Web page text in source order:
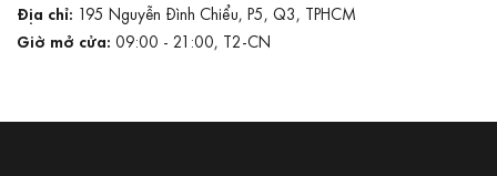
Địa chỉ: 195 Nguyễn Đình Chiểu, P5, Q3, TPHCM
Giờ mở cửa: 09:00 - 21:00, T2-CN